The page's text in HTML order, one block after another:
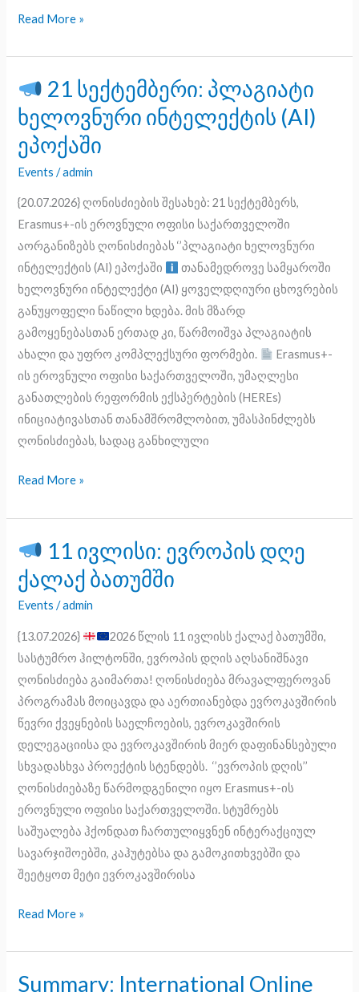
Read More »
21 სექტემბერი: პლაგიატი
ხელოვნური ინტელექტის (AI)
ეპოქაში
Events /admin
{20.07.2026} ღონისძიების შესახებ: 21 სექტემბერს,
Erasmus+-ის ეროვნული ოფისი საქართველოში
აორგანიზებს ღონისძიებას ‘’პლაგიატი ხელოვნური
ინტელექტის (AI) ეპოქაში
თანამედროვე სამყაროში
ხელოვნური ინტელექტი (AI) ყოველდღიური ცხოვრების
განუყოფელი ნაწილი ხდება. მის მზარდ
გამოყენებასთან ერთად კი, წარმოიშვა პლაგიატის
ახალი და უფრო კომპლექსური ფორმები.
Erasmus+-
ის ეროვნული ოფისი საქართველოში, უმაღლესი
განათლების რეფორმის ექსპერტების (HEREs)
ინიციატივასთან თანამშრომლობით, უმასპინძლებს
ღონისძიებას, სადაც განხილული
21
სექტემბერი:
პლაგიატი
ხელოვნური
Read More »
11 ივლისი: ევროპის დღე
ქალაქ ბათუმში
Events /admin
{13.07.2026}
2026 წლის 11 ივლისს ქალაქ ბათუმში,
სასტუმრო ჰილტონში, ევროპის დღის აღსანიშნავი
ღონისძიება გაიმართა! ღონისძიება მრავალფეროვან
პროგრამას მოიცავდა და აერთიანებდა ევროკავშირის
წევრი ქვეყნების საელჩოების, ევროკავშირის
დელეგაციისა და ევროკავშირის მიერ დაფინანსებული
სხვადასხვა პროექტის სტენდებს. ‘’ევროპის დღის’’
ღონისძიებაზე წარმოდგენილი იყო Erasmus+-ის
ეროვნული ოფისი საქართველოში. სტუმრებს
საშუალება ჰქონდათ ჩართულიყვნენ ინტერაქციულ
სავარჯიშოებში, კაჰუტებსა და გამოკითხვებში და
შეეტყოთ მეტი ევროკავშირისა
11
ივლისი:
ევროპის
დღე
ქალაქ
ბათუმში
Read More »
Summary: International Online
Summary: